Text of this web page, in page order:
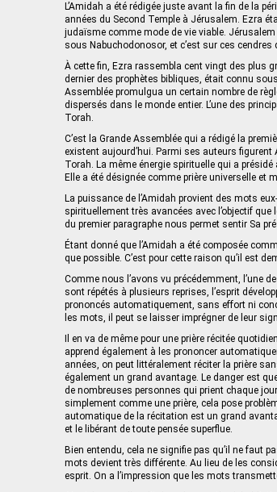
L’Amidah a été rédigée juste avant la fin de la
années du Second Temple à Jérusalem. Ezra
judaïsme comme mode de vie viable.
sous Nabuchodonosor, et c’est sur ces
À cette fin, Ezra rassembla cent vingt des plus
dernier des prophètes bibliques, était connu
Assemblée promulgua un certain nombre de
dispersés dans le monde entier. L’une des
Torah.
C’est la Grande Assemblée qui a rédigé la
existent aujourd’hui. Parmi ses auteurs
Torah. La même énergie spirituelle qui a
Elle a été désignée comme prière universelle et
La puissance de l’Amidah provient des mots
spirituellement très avancées avec l’objectif
du premier paragraphe nous permet sentir Sa
Étant donné que l’Amidah a été composée
que possible. C’est pour cette raison qu’il est
Comme nous l’avons vu précédemment, l’une
sont répétés à plusieurs reprises, l’esprit
prononcés automatiquement, sans effort ni
les mots, il peut se laisser imprégner de leur
Il en va de même pour une prière récitée
apprend également à les prononcer
années, on peut littéralement réciter la prière
également un grand avantage. Le danger est
de nombreuses personnes qui prient chaque
simplement comme une prière, cela pose
automatique de la récitation est un grand
et le libérant de toute pensée superflue.
Bien entendu, cela ne signifie pas qu’il ne faut
mots devient très différente. Au lieu de les
esprit. On a l’impression que les mots